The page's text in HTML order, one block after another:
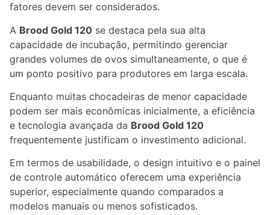
fatores devem ser considerados.
A Brood Gold 120 se destaca pela sua alta
capacidade de incubação, permitindo gerenciar
grandes volumes de ovos simultaneamente, o que é
um ponto positivo para produtores em larga escala.
Enquanto muitas chocadeiras de menor capacidade
podem ser mais econômicas inicialmente, a eficiência
e tecnologia avançada da Brood Gold 120
frequentemente justificam o investimento adicional.
Em termos de usabilidade, o design intuitivo e o painel
de controle automático oferecem uma experiência
superior, especialmente quando comparados a
modelos manuais ou menos sofisticados.